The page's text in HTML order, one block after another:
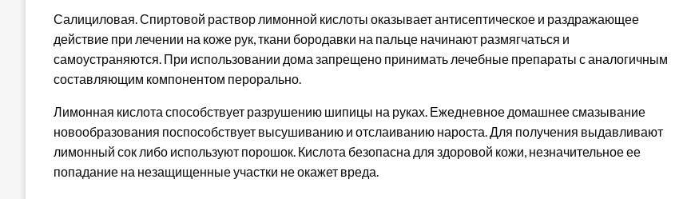
Салициловая. Спиртовой раствор лимонной кислоты оказывает антисептическое и раздражающее
действие при лечении на коже рук, ткани бородавки на пальце начинают размягчаться и
самоустраняются. При использовании дома запрещено принимать лечебные препараты с аналогичным
составляющим компонентом перорально.
Лимонная кислота способствует разрушению шипицы на руках. Ежедневное домашнее смазывание
новообразования поспособствует высушиванию и отслаиванию нароста. Для получения выдавливают
лимонный сок либо используют порошок. Кислота безопасна для здоровой кожи, незначительное ее
попадание на незащищенные участки не окажет вреда.